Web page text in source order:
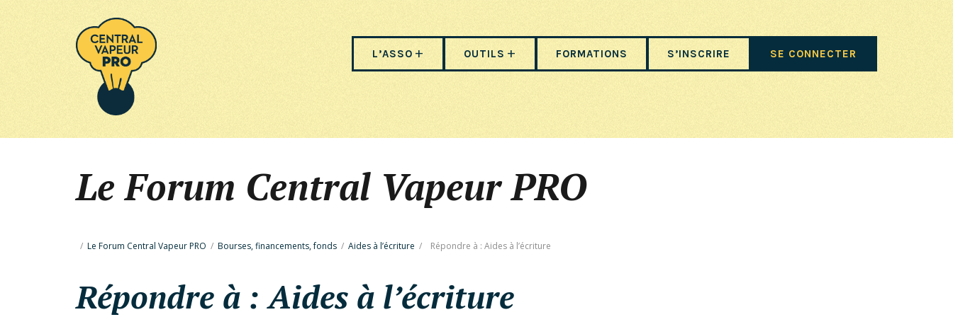
L’ASSO OUTILS FORMATIONS S’INSCRIRE SE CONNECTER
Le Forum Central Vapeur PRO
/ Le Forum Central Vapeur PRO / Bourses, financements, fonds / Aides à l’écriture / Répondre à : Aides à l’écriture
Répondre à : Aides à l’écriture